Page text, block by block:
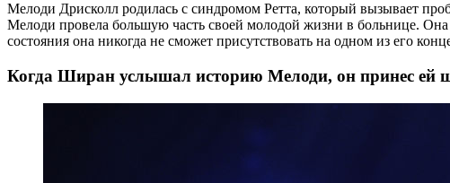
Мелоди Дрисколл родилась с синдромом Ретта, который вызывает
Мелоди провела большую часть своей молодой жизни в больнице.
состояния она никогда не сможет присутствовать на одном из его
Когда Ширан услышал историю Мелоди, он принес ей